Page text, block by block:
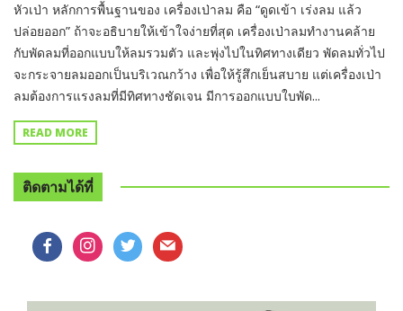
หัวเป่า หลักการพื้นฐานของ เครื่องเป่าลม คือ “ดูดเข้า เร่งลม แล้ว
ปล่อยออก” ถ้าจะอธิบายให้เข้าใจง่ายที่สุด เครื่องเป่าลมทำงานคล้าย
กับพัดลมที่ออกแบบให้ลมรวมตัว และพุ่งไปในทิศทางเดียว พัดลมทั่วไป
จะกระจายลมออกเป็นบริเวณกว้าง เพื่อให้รู้สึกเย็นสบาย แต่เครื่องเป่า
ลมต้องการแรงลมที่มีทิศทางชัดเจน มีการออกแบบใบพัด...
READ MORE
ติดตามได้ที่
facebookinstagram
twitter mail